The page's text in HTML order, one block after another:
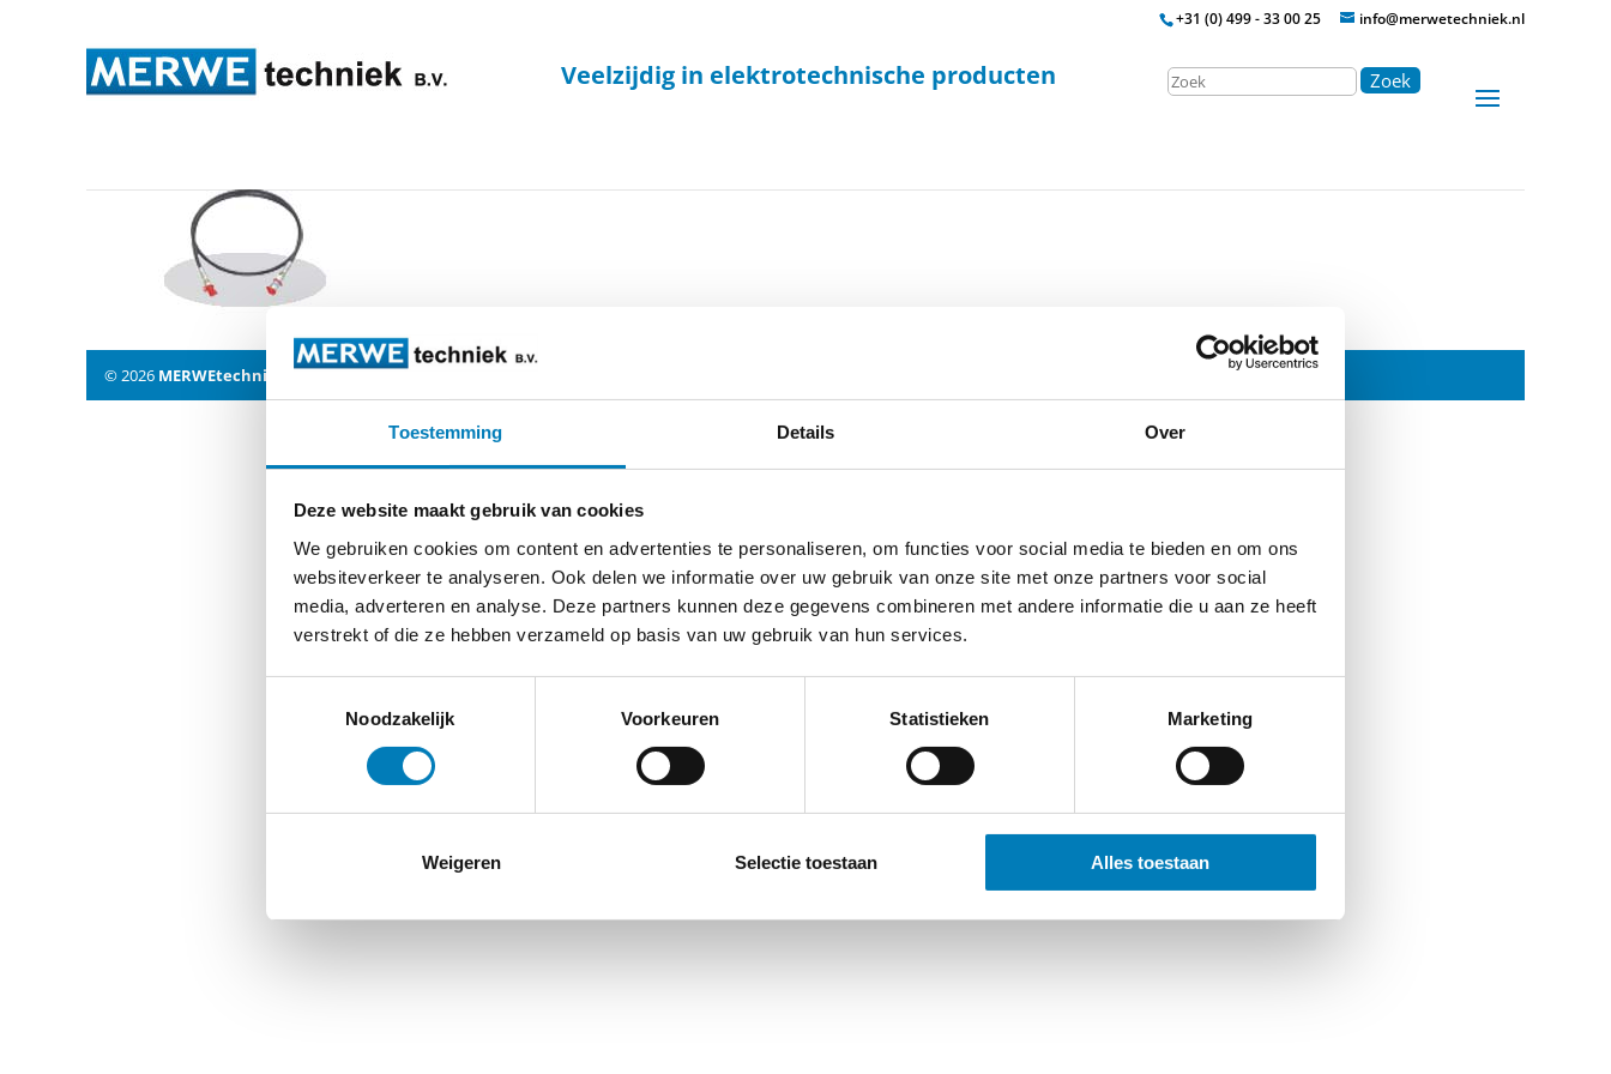
Toestemming Details Over
Deze website maakt gebruik van cookies
We gebruiken cookies om content en advertenties te personaliseren, om functies voor social media te bieden en om ons
websiteverkeer te analyseren. Ook delen we informatie over uw gebruik van onze site met onze partners voor social
media, adverteren en analyse. Deze partners kunnen deze gegevens combineren met andere informatie die u aan ze heeft
verstrekt of die ze hebben verzameld op basis van uw gebruik van hun services.
Noodzakelijk
Voorkeuren Statistieken Marketing
Weigeren Selectie toestaan Alles toestaan
+31 (0) 499 - 33 00 25 info@merwetechniek.nl
Veelzijdig in elektrotechnische producten Zoek
© 2026 MERWEtechniek B.V.-Disclaimer